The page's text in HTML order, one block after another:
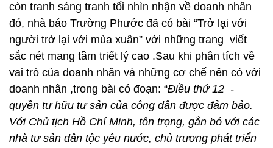
còn tranh sáng tranh tối nhìn nhận về doanh nhân
đó, nhà báo Trường Phước đã có bài “Trở lại với
người trở lại với mùa xuân” với những trang viết
sắc nét mang tầm triết lý cao .Sau khi phân tích về
vai trò của doanh nhân và những cơ chế nên có với
doanh nhân ,trong bài có đoạn: “Điều thứ 12 -
quyền tư hữu tư sản của công dân được đảm bảo.
Với Chủ tịch Hồ Chí Minh, tôn trọng, gắn bó với các
nhà tư sản dân tộc yêu nước, chủ trương phát triển